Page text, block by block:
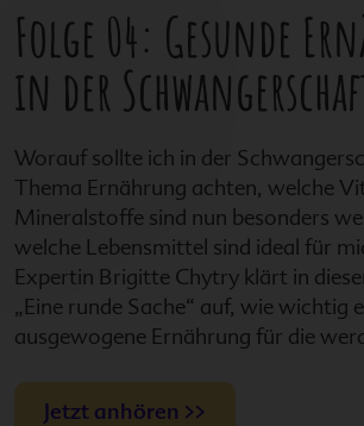
Folge 04: Gesunde
in der
Worauf sollte ich in der
Thema Ernährung achten, welche
Mineralstoffe sind nun besonders
welche Lebensmittel sind ideal für
Expertin Brigitte Chytry klärt in
„Eine runde Sache“ auf, wie wichtig
ausgewogene Ernährung für die
Jetzt anhören >>